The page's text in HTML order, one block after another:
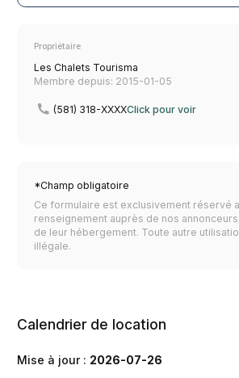
Propriétaire
Les Chalets Tourisma
Membre depuis: 2015-01-05
(581) 318-XXXXClick pour voir
*Champ obligatoire
Ce formulaire est exclusivement réservé
renseignement auprès de nos
de leur hébergement. Toute autre
illégale.
Calendrier de location
Mise à jour : 2026-07-26